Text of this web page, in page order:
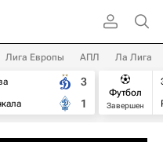
Лига Европы АПЛ Ла Лига
3
1
Футбол
Завершен